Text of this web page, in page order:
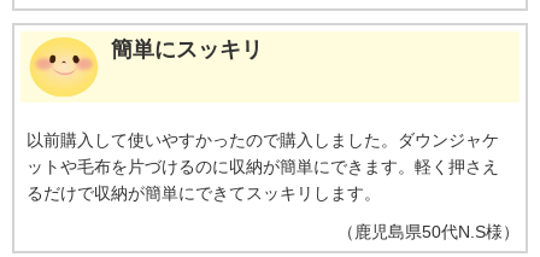
簡単にスッキリ
以前購入して使いやすかったので購入しました。ダウンジャケ
ットや毛布を片づけるのに収納が簡単にできます。軽く押さえ
るだけで収納が簡単にできてスッキリします。
（鹿児島県50代N.S様）